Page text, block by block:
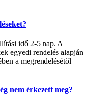
idő 2-5 nap. A
egyedi rendelés alapján
a megrendelésétől
nem érkezett meg?